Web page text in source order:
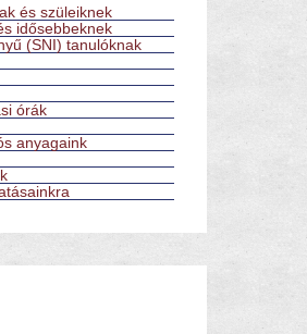
és szüleiknek
idősebbeknek
(SNI) tanulóknak
órák
anyagaink